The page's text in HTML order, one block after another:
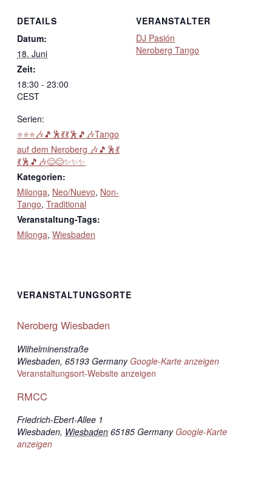
DETAILS
Datum:
18. Juni
Zeit:
18:30 - 23:00
CEST
Serien:
⭐⭐⭐🎶🎵🕺💃💃🕺🎵🎶Tango
auf dem Neroberg 🎶🎵🕺💃
💃🕺🎵🎶😊😊✨✨✨
Kategorien:
Milonga, Neo/Nuevo, Non-
Tango, Traditional
Veranstaltung-Tags:
Milonga, Wiesbaden
VERANSTALTER
DJ Pasión
Neroberg Tango
VERANSTALTUNGSORTE
Neroberg Wiesbaden
Wilhelminenstraße
Wiesbaden, 65193 Germany Google-Karte anzeigen
Veranstaltungsort-Website anzeigen
RMCC
Friedrich-Ebert-Allee 1
Wiesbaden, Wiesbaden 65185 Germany Google-Karte
anzeigen